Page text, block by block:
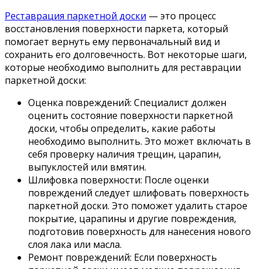
Реставрация паркетной доски — это процесс
восстановления поверхности паркета, который
помогает вернуть ему первоначальный вид и
сохранить его долговечность. Вот некоторые шаги,
которые необходимо выполнить для реставрации
паркетной доски:
Оценка повреждений: Специалист должен
оценить состояние поверхности паркетной
доски, чтобы определить, какие работы
необходимо выполнить. Это может включать в
себя проверку наличия трещин, царапин,
выпуклостей или вмятин.
Шлифовка поверхности: После оценки
повреждений следует шлифовать поверхность
паркетной доски. Это поможет удалить старое
покрытие, царапины и другие повреждения,
подготовив поверхность для нанесения нового
слоя лака или масла.
Ремонт повреждений: Если поверхность